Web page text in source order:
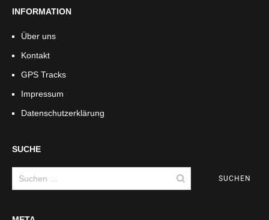
INFORMATION
Über uns
Kontakt
GPS Tracks
Impressum
Datenschutzerklärung
SUCHE
nach: